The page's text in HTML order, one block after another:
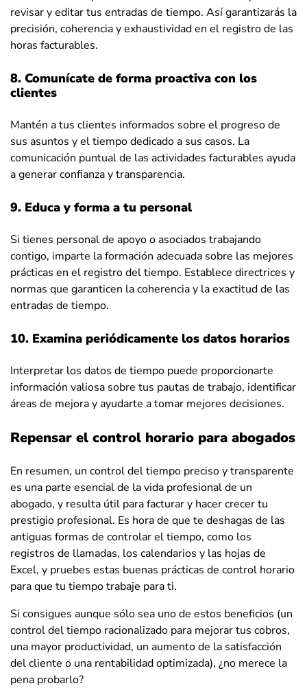
revisar y editar tus entradas de tiempo. Así garantizarás la
precisión, coherencia y exhaustividad en el registro de las
horas facturables.
8. Comunícate de forma proactiva con los
clientes
Mantén a tus clientes informados sobre el progreso de
sus asuntos y el tiempo dedicado a sus casos. La
comunicación puntual de las actividades facturables ayuda
a generar confianza y transparencia.
9. Educa y forma a tu personal
Si tienes personal de apoyo o asociados trabajando
contigo, imparte la formación adecuada sobre las mejores
prácticas en el registro del tiempo. Establece directrices y
normas que garanticen la coherencia y la exactitud de las
entradas de tiempo.
10. Examina periódicamente los datos horarios
Interpretar los datos de tiempo puede proporcionarte
información valiosa sobre tus pautas de trabajo, identificar
áreas de mejora y ayudarte a tomar mejores decisiones.
Repensar el control horario para abogados
En resumen, un control del tiempo preciso y transparente
es una parte esencial de la vida profesional de un
abogado, y resulta útil para facturar y hacer crecer tu
prestigio profesional. Es hora de que te deshagas de las
antiguas formas de controlar el tiempo, como los
registros de llamadas, los calendarios y las hojas de
Excel, y pruebes estas buenas prácticas de control horario
para que tu tiempo trabaje para ti.
Si consigues aunque sólo sea uno de estos beneficios (un
control del tiempo racionalizado para mejorar tus cobros,
una mayor productividad, un aumento de la satisfacción
del cliente o una rentabilidad optimizada), ¿no merece la
pena probarlo?